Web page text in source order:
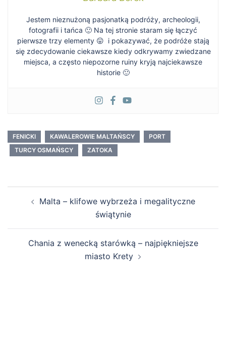
Jestem nieznużoną pasjonatką podróży, archeologii,
fotografii i tańca 🙂 Na tej stronie staram się łączyć
pierwsze trzy elementy 😛 i pokazywać, że podróże stają
się zdecydowanie ciekawsze kiedy odkrywamy zwiedzane
miejsca, a często niepozorne ruiny kryją najciekawsze
historie 🙂
FENICKI KAWALEROWIE MALTAŃSCY
PORT
TURCY OSMAŃSCY
ZATOKA
wpisyMalta – klifowe wybrzeża i megalityczne
świątynie
Chania z wenecką starówką – najpiękniejsze
miasto Krety